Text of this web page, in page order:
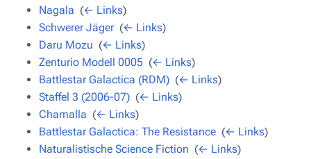
Nagala (← Links)
Schwerer Jäger‎ (← Links)
Daru Mozu (← Links)
Zenturio Modell 0005 (← Links)
Battlestar Galactica (RDM) (← Links)
Staffel 3 (2006-07) (← Links)
Chamalla (← Links)
Battlestar Galactica: The Resistance (← Links)
Naturalistische Science Fiction (← Links)